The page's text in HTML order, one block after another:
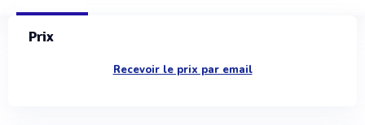
Prix
Recevoir le prix par email